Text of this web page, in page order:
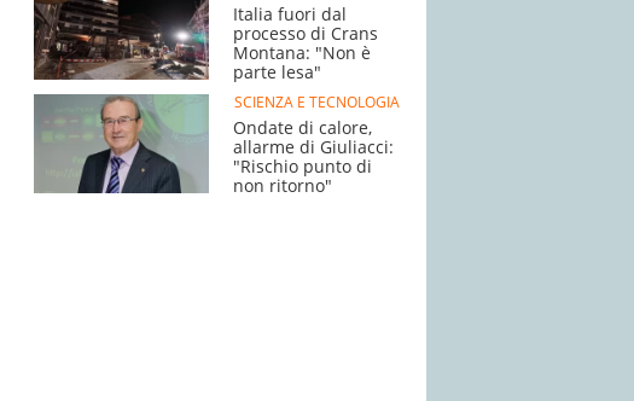
Italia fuori dal
processo di Crans
Montana: "Non è
parte lesa"
SCIENZA E TECNOLOGIA
Ondate di calore,
allarme di Giuliacci:
"Rischio punto di
non ritorno"